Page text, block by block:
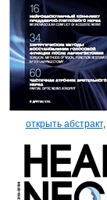
открыть абстракт,